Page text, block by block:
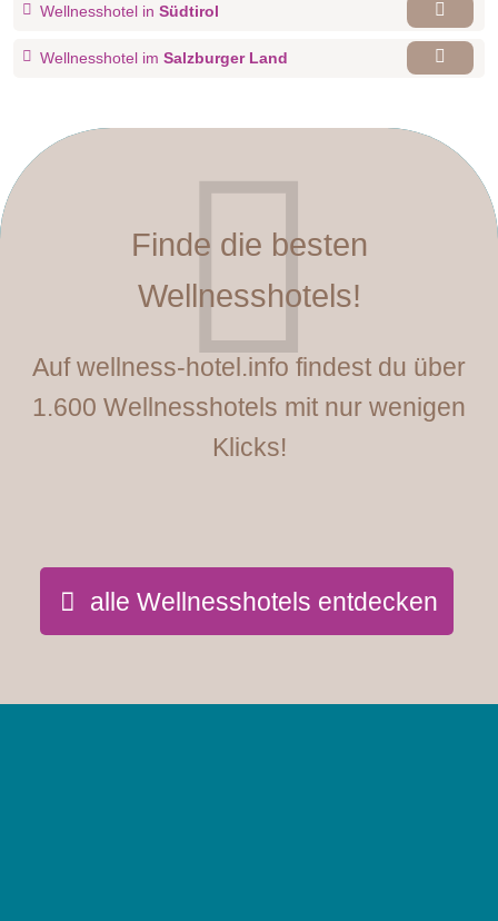
Wellnesshotel in Südtirol
Wellnesshotel im Salzburger Land
Finde die besten
Wellnesshotels!
Auf wellness-hotel.info findest du über
1.600 Wellnesshotels mit nur wenigen
Klicks!
alle Wellnesshotels entdecken